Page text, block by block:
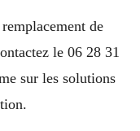
de
le 06 28 31
sur les solutions